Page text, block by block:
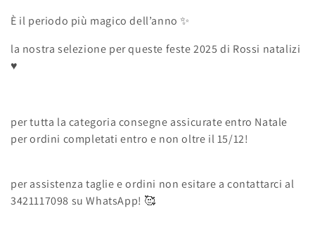
l
l
e
i
o
n
e
È il periodo più magico dell’anno ✨
la nostra selezione per queste feste 2025 di Rossi natalizi
♥️
per tutta la categoria consegne assicurate entro Natale
per ordini completati entro e non oltre il 15/12!
per assistenza taglie e ordini non esitare a contattarci al
3421117098 su WhatsApp! 🥰